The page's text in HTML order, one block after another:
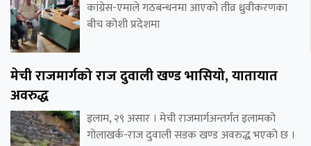
कांग्रेस-एमाले गठबन्धनमा आएको तीव्र ध्रुवीकरणका
बीच कोशी प्रदेशमा
मेची राजमार्गको राज दुवाली खण्ड भासियो, यातायात
अवरुद्ध
इलाम, २९ असार । मेची राजमार्गअन्तर्गत इलामको
गोलाखर्क-राज दुवाली सडक खण्ड अवरुद्ध भएको छ ।